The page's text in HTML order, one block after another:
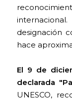
designación
hace
El 9 de
declarada
UNESCO,